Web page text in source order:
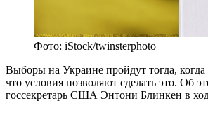
Фото: iStock/twinsterphoto
Выборы на Украине пройдут тогда, когда
что условия позволяют сделать это. Об
госсекретарь США Энтони Блинкен в